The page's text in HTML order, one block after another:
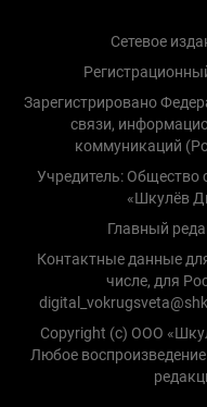
Сетевое
Зарегистрировано
связи,
коммуникаций
Учредитель: Общество
«Шкулёв
Главный
Контактные данные
числе, для
Copyright (с) ООО
Любое